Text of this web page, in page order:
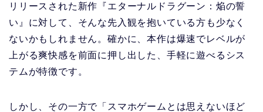
リリースされた新作『エターナルドラグーン：焔の誓
い』に対して、そんな先入観を抱いている方も少なく
ないかもしれません。確かに、本作は爆速でレベルが
上がる爽快感を前面に押し出した、手軽に遊べるシス
テムが特徴です。
しかし、その一方で「スマホゲームとは思えないほど